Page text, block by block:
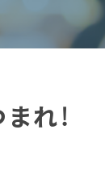
れ！